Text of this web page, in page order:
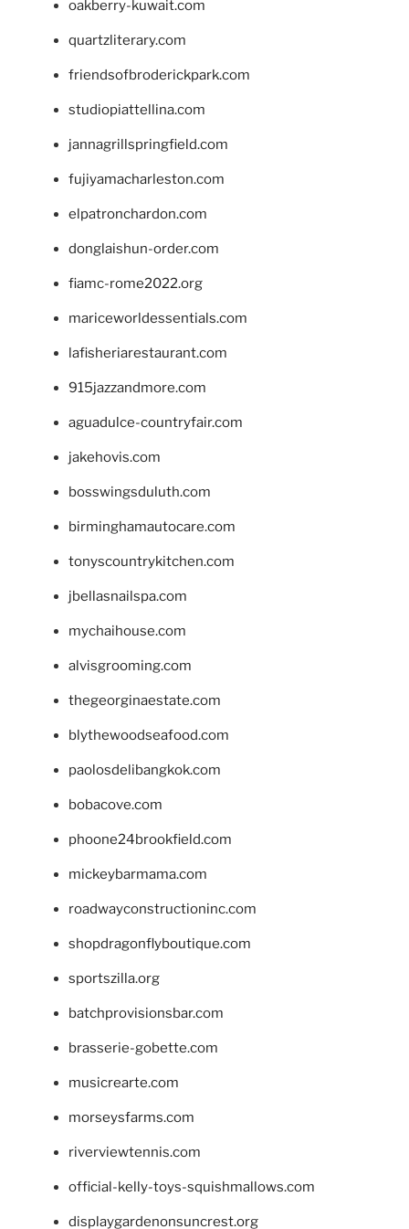
oakberry-kuwait.com
quartzliterary.com
friendsofbroderickpark.com
studiopiattellina.com
jannagrillspringfield.com
fujiyamacharleston.com
elpatronchardon.com
donglaishun-order.com
fiamc-rome2022.org
mariceworldessentials.com
lafisheriarestaurant.com
915jazzandmore.com
aguadulce-countryfair.com
jakehovis.com
bosswingsduluth.com
birminghamautocare.com
tonyscountrykitchen.com
jbellasnailspa.com
mychaihouse.com
alvisgrooming.com
thegeorginaestate.com
blythewoodseafood.com
paolosdelibangkok.com
bobacove.com
phoone24brookfield.com
mickeybarmama.com
roadwayconstructioninc.com
shopdragonflyboutique.com
sportszilla.org
batchprovisionsbar.com
brasserie-gobette.com
musicrearte.com
morseysfarms.com
riverviewtennis.com
official-kelly-toys-squishmallows.com
displaygardenonsuncrest.org